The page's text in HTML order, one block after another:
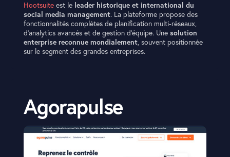
Hootsuite est le leader historique et international du
social media management. La plateforme propose des
fonctionnalités complètes de planification multi-réseaux,
d’analytics avancés et de gestion d’équipe. Unesolution
enterprise reconnue mondialement, souvent positionnée
sur le segment des grandes entreprises.
Agorapulse